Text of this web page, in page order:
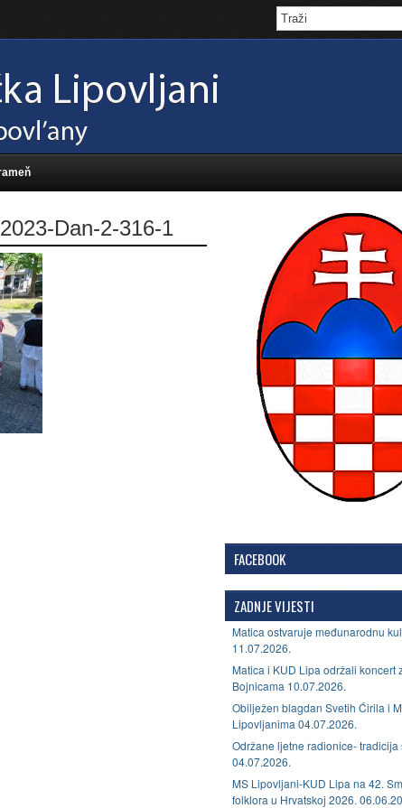
Dan-2-316-1
FACEBOOK
ZADNJE VIJESTI
Matica ostvaruje međunarodnu
11.07.2026.
Matica i KUD Lipa održali koncert
Bojnicama 10.07.2026.
Obilježen blagdan Svetih Ćirila i
Lipovljanima 04.07.2026.
Održane ljetne radionice- tradicija
04.07.2026.
MS Lipovljani-KUD Lipa na 42.
folklora u Hrvatskoj 2026.